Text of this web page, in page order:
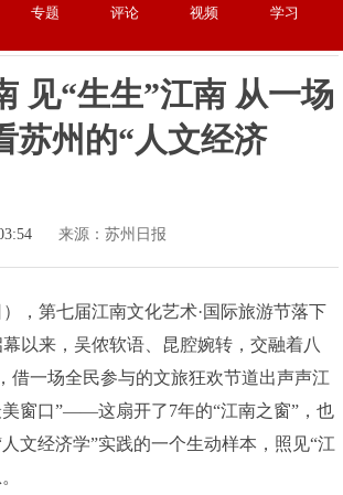
专题 评论 视频
学习
见“生生”江南 从一场
苏州的“人文经济
来源：苏州日报
第七届江南文化艺术·国际旅游节落下
以来，吴侬软语、昆腔婉转，交融着八
借一场全民参与的文旅狂欢节道出声声江
美窗口”——这扇开了7年的“江南之窗”，也
文经济学”实践的一个生动样本，照见“江